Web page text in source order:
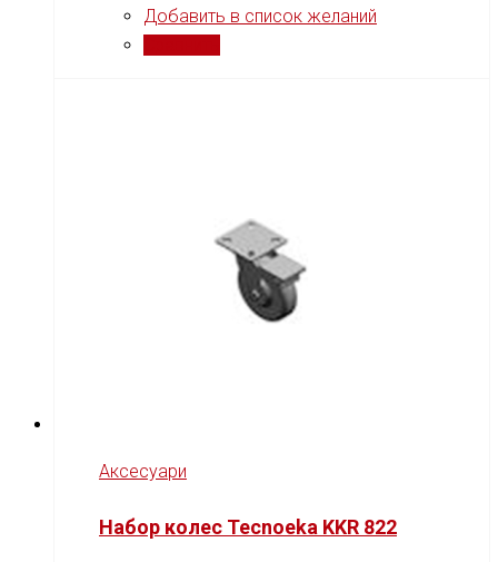
Добавить в список желаний
Аксесуари
Набор колес Tecnoeka KKR 822